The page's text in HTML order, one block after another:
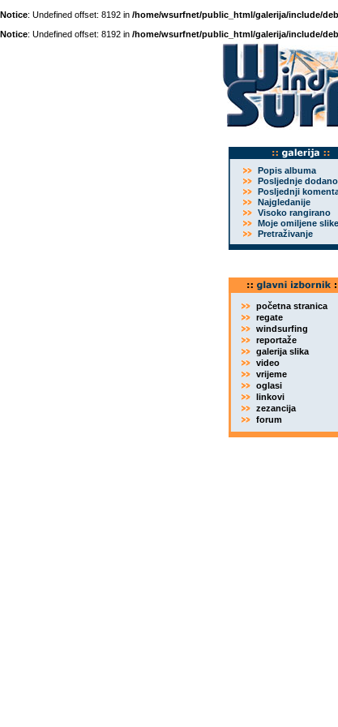
Notice: Undefined offset: 8192 in /home/wsurfnet/public_html/galerija/include/
Notice: Undefined offset: 8192 in /home/wsurfnet/public_html/galerija/include/
Popis albuma
Posljednje dodano
Posljednji
Najgledanije
Visoko rangirano
Moje omiljene slike
Pretraživanje
početna stranica
regate
windsurfing
reportaže
galerija slika
video
vrijeme
oglasi
linkovi
zezancija
forum